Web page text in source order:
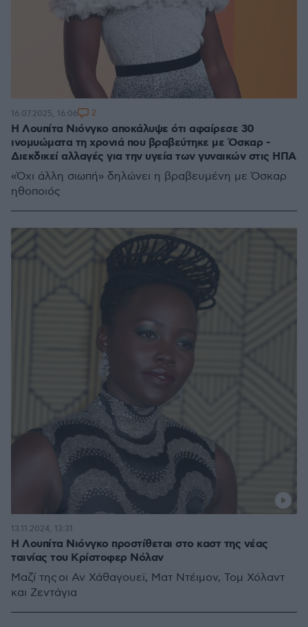
Η Λουπίτα Νιόνγκο αποκάλυψε ότι αφαίρεσε 30
ινομυώματα τη χρονιά που βραβεύτηκε με Όσκαρ -
Διεκδικεί αλλαγές για την υγεία των γυναικών στις ΗΠΑ
«Όχι άλλη σιωπή» δηλώνει η βραβευμένη με Όσκαρ
ηθοποιός
16.07.2025, 16:06 2
Η Λουπίτα Νιόνγκο προστίθεται στο καστ της νέας
ταινίας του Κρίστοφερ Νόλαν
Μαζί της οι Αν Χάθαγουεϊ, Ματ Ντέιμον, Τομ Χόλαντ
και Zεντάγια
13.11.2024, 13:31